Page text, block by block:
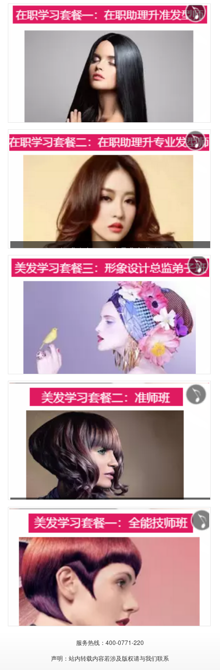
在职提升套餐三：助理升专业发型设计师
在职提升套餐一：助理升准发型师
在职提升套餐二：助理升专业发型师
美发零基础套餐3：形象设计总监班
美发零基础套餐2：准师班
美发零基础套餐1：全能技师班
服务热线：400-0771-220
声明：站内转载内容若涉及版权请与我们联系